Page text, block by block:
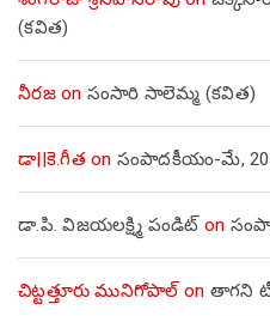
(కవిత)
నీరజon సంసారి సాలెమ్మ (కవిత)
డా||కె.గీత on సంపాదకీయం-మే,
డా.పి. విజయలక్ష్మి పండిట్ on
చిట్టత్తూరు మునిగోపాల్on తాగని